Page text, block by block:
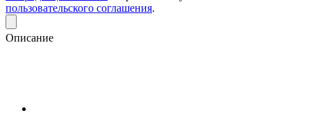
пользовательского соглашения.
Описание